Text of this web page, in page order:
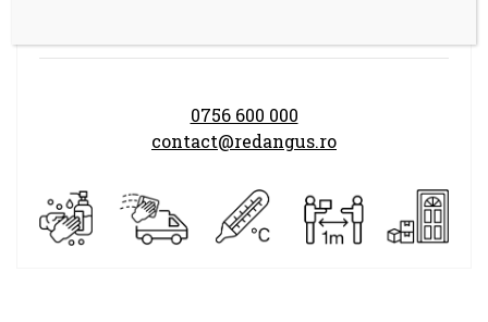
0756 600 000
contact@redangus.ro